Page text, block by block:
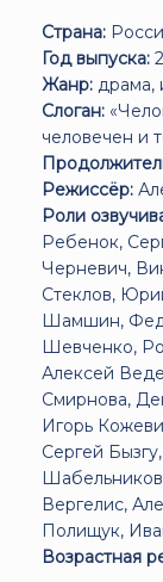
Страна:
Год выпуска:
Жанр: драма,
Слоган:
человечен и
Режиссёр:
Роли
Ребенок,
Черневич,
Стеклов,
Шамшин,
Шевченко,
Алексей
Смирнова,
Игорь
Сергей
Вергелис,
Полищук,
Возрастная